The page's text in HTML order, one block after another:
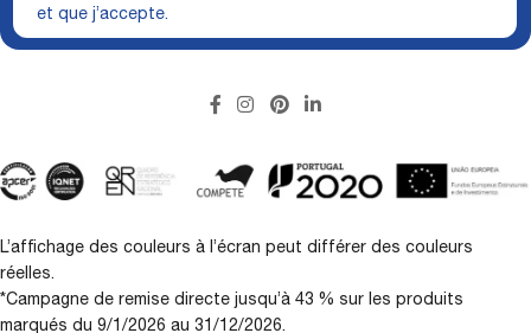
et que j’accepte.
L’affichage des couleurs à l’écran peut différer des couleurs
réelles.
*Campagne de remise directe jusqu’à 43 % sur les produits
marqués du 9/1/2026 au 31/12/2026.